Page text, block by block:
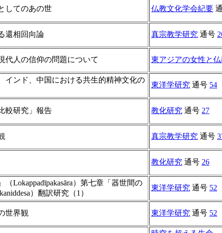
してのあの世 仏教文化学会紀要
還相回向論 真宗教学研究 通号
代人の信仰の問題について 東アジアの女性と
インド、中国における共生的精神文化の
東洋学研究 通号 54
較研究」報告 教化研究 通号 27
真宗教学研究 通号
教化研究 通号 26
（Lokappadīpakasāra）第七章「器世間の
）翻訳研究（1）
東洋学研究 通号 52
世界観 東洋学研究 通号 52